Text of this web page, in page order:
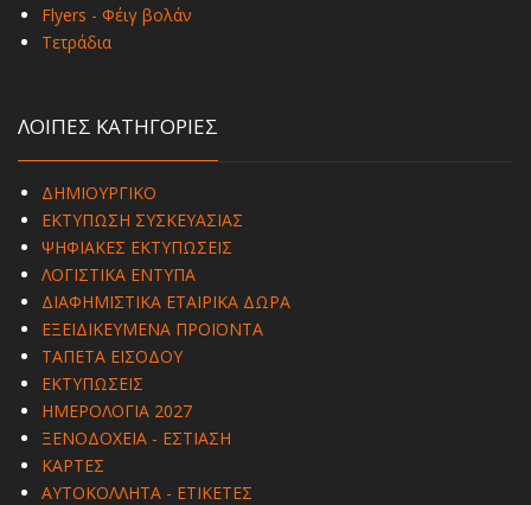
Flyers - Φέιγ βολάν
Τετράδια
ΛΟΙΠΕΣ ΚΑΤΗΓΟΡΙΕΣ
ΔΗΜΙΟΥΡΓΙΚΟ
ΕΚΤΥΠΩΣΗ ΣΥΣΚΕΥΑΣΙΑΣ
ΨΗΦΙΑΚΕΣ ΕΚΤΥΠΩΣΕΙΣ
ΛΟΓΙΣΤΙΚΑ ΕΝΤΥΠΑ
ΔΙΑΦΗΜΙΣΤΙΚΑ ΕΤΑΙΡΙΚΑ ΔΩΡΑ
ΕΞΕΙΔΙΚΕΥΜΕΝΑ ΠΡΟΪΟΝΤΑ
ΤΑΠΕΤΑ ΕΙΣΟΔΟΥ
ΕΚΤΥΠΩΣΕΙΣ
ΗΜΕΡΟΛΟΓΙΑ 2027
ΞΕΝΟΔΟΧΕΙΑ - ΕΣΤΙΑΣΗ
ΚΑΡΤΕΣ
ΑΥΤΟΚΟΛΛΗΤΑ - ΕΤΙΚΕΤΕΣ